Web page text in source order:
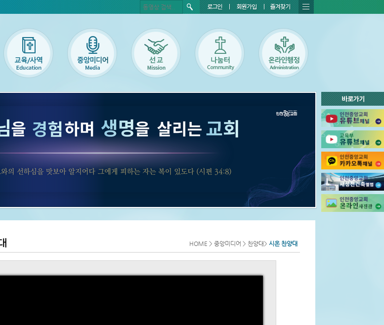
HOME > 중앙미디어 > 찬양대> 시온 찬양대